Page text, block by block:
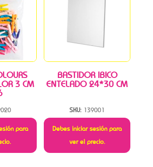
3 CM
para
BASTIDOR IBICO
ENTELADO 24*30 CM
SKU: 139001
Debes iniciar sesión para
ver el precio.